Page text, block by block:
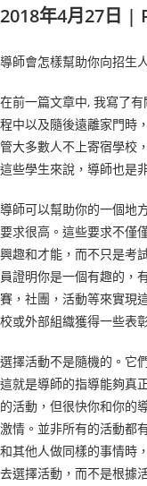
2018年4月27日 |
導師會怎樣幫助你向招生
在前一篇文章中, 我寫了
程中以及隨後遠離家門時
管大多數人不上寄宿學校
這些學生來說，導師也是
導師可以幫助你的一個地
要求很高。這些要求不僅
興趣和才能，而不只是考
員證明你是一個有趣的，
賽，社團，活動等來實現
校或外部組織獲得一些表
選擇活動不是隨機的。它
這就是導師的指導能夠真
的活動，但很快你和你的
激情。並非所有的活動都
和其他人做同樣的事情時
去選擇活動，而不是根據